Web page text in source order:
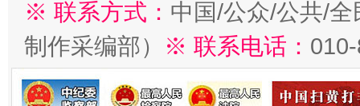
※ 联系方式： 中国/公众/公共/
制作采编部）
※ 联系电话：